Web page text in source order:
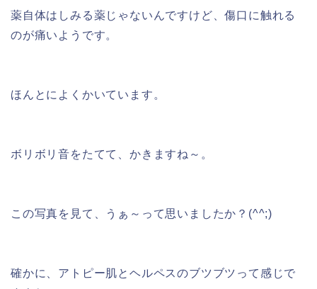
薬自体はしみる薬じゃないんですけど、傷口に触れる
のが痛いようです。
ほんとによくかいています。
ボリボリ音をたてて、かきますね～。
この写真を見て、うぁ～って思いましたか？(^^;)
確かに、アトピー肌とヘルペスのブツブツって感じで